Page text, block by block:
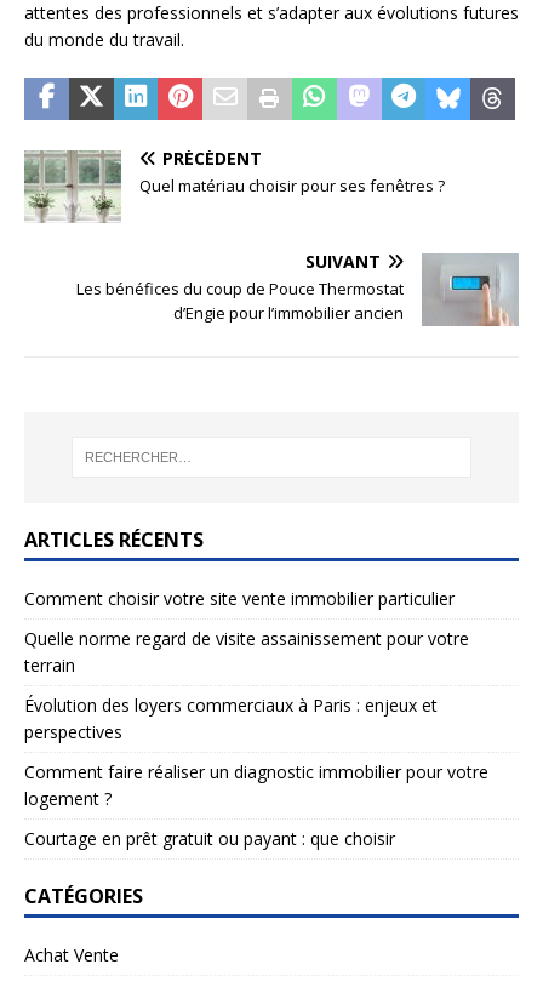
attentes des professionnels et s’adapter aux évolutions futures
du monde du travail.
PRÉCÉDENT
Quel matériau choisir pour ses fenêtres ?
SUIVANT
Les bénéfices du coup de Pouce Thermostat
d’Engie pour l’immobilier ancien
ARTICLES RÉCENTS
Comment choisir votre site vente immobilier particulier
Quelle norme regard de visite assainissement pour votre
terrain
Évolution des loyers commerciaux à Paris : enjeux et
perspectives
Comment faire réaliser un diagnostic immobilier pour votre
logement ?
Courtage en prêt gratuit ou payant : que choisir
CATÉGORIES
Achat Vente